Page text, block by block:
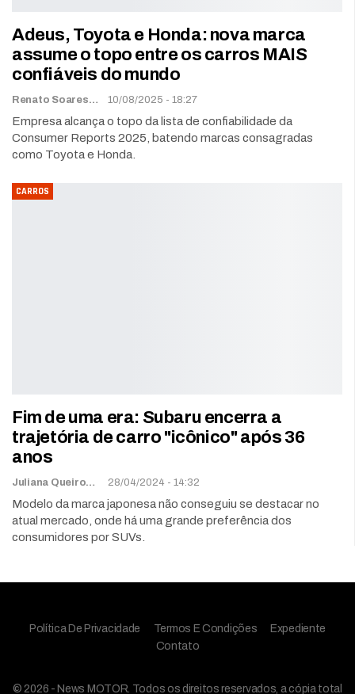
Adeus, Toyota e Honda: nova marca
assume o topo entre os carros MAIS
confiáveis do mundo
Renato Soares 10/08/2025 - 18:27
Empresa alcança o topo da lista de confiabilidade da
Consumer Reports 2025, batendo marcas consagradas
como Toyota e Honda.
CARROS
Fim de uma era: Subaru encerra a
trajetória de carro "icônico" após 36
anos
Juliana Queiroz 28/04/2024 - 14:32
Modelo da marca japonesa não conseguiu se destacar no
atual mercado, onde há uma grande preferência dos
consumidores por SUVs.
Política De Privacidade Termos E Condições
Expediente
Contato
© 2026 - News MOTOR. Todos os direitos reservados, a cópia total